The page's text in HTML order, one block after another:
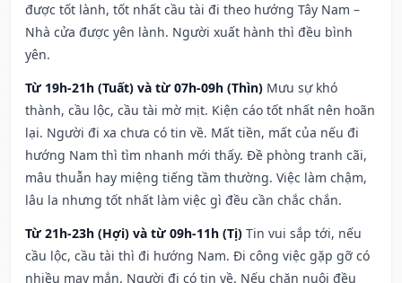
được tốt lành, tốt nhất cầu tài đi theo hướng Tây Nam –
Nhà cửa được yên lành. Người xuất hành thì đều bình
yên.
Từ 19h-21h (Tuất) và từ 07h-09h (Thìn) Mưu sự khó
thành, cầu lộc, cầu tài mờ mịt. Kiện cáo tốt nhất nên hoãn
lại. Người đi xa chưa có tin về. Mất tiền, mất của nếu đi
hướng Nam thì tìm nhanh mới thấy. Đề phòng tranh cãi,
mâu thuẫn hay miệng tiếng tầm thường. Việc làm chậm,
lâu la nhưng tốt nhất làm việc gì đều cần chắc chắn.
Từ 21h-23h (Hợi) và từ 09h-11h (Tị) Tin vui sắp tới, nếu
cầu lộc, cầu tài thì đi hướng Nam. Đi công việc gặp gỡ có
nhiều may mắn. Người đi có tin về. Nếu chăn nuôi đều